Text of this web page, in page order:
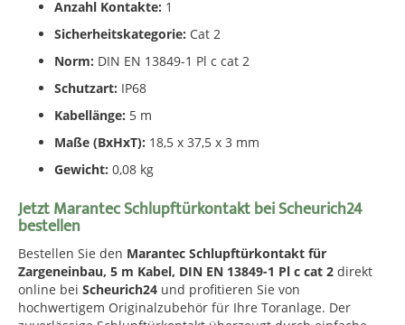
Anzahl Kontakte: 1
Sicherheitskategorie: Cat 2
Norm: DIN EN 13849-1 Pl c cat 2
Schutzart: IP68
Kabellänge: 5 m
Maße (BxHxT): 18,5 x 37,5 x 3 mm
Gewicht: 0,08 kg
Jetzt Marantec Schlupftürkontakt bei Scheurich24
bestellen
Bestellen Sie den Marantec Schlupftürkontakt für
Zargeneinbau, 5 m Kabel, DIN EN 13849-1 Pl c cat 2 direkt
online bei Scheurich24 und profitieren Sie von
hochwertigem Originalzubehör für Ihre Toranlage. Der